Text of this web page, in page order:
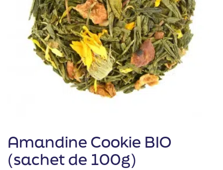
Amandine Cookie BIO
(sachet de 100g)